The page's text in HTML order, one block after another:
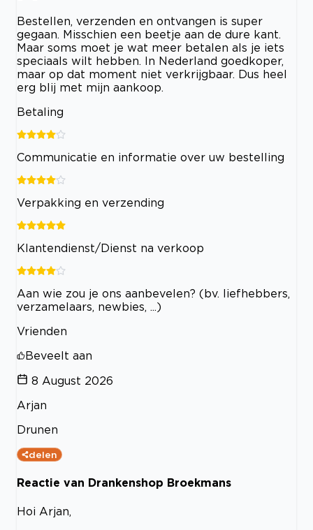
Bestellen, verzenden en ontvangen is super
gegaan. Misschien een beetje aan de dure kant.
Maar soms moet je wat meer betalen als je iets
speciaals wilt hebben. In Nederland goedkoper,
maar op dat moment niet verkrijgbaar. Dus heel
erg blij met mijn aankoop.
Betaling
Communicatie en informatie over uw bestelling
Verpakking en verzending
Klantendienst/Dienst na verkoop
Aan wie zou je ons aanbevelen? (bv. liefhebbers,
verzamelaars, newbies, ...)
Vrienden
Beveelt aan
8 August 2026
Arjan
Drunen
delen
Reactie van Drankenshop Broekmans
Hoi Arjan,